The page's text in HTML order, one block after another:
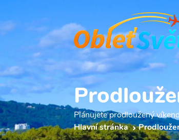
Plánujete prodloužený
Hlavní stránka